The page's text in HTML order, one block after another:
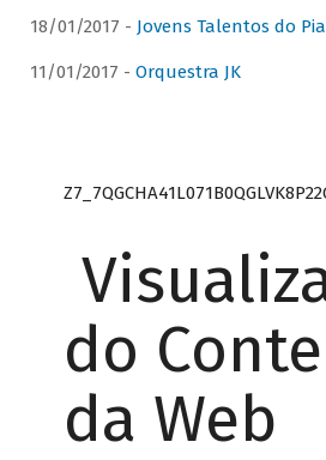
18/01/2017 - Jovens Talentos do
11/01/2017 - Orquestra JK
do
da Web